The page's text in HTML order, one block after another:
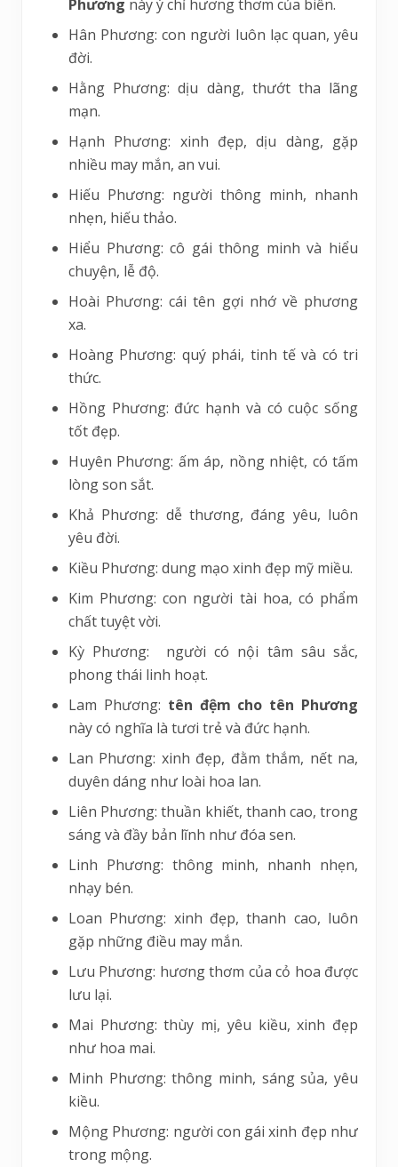
Phương này ý chỉ hương thơm của biển.
Hân Phương: con người luôn lạc quan, yêu
đời.
Hằng Phương: dịu dàng, thướt tha lãng
mạn.
Hạnh Phương: xinh đẹp, dịu dàng, gặp
nhiều may mắn, an vui.
Hiếu Phương: người thông minh, nhanh
nhẹn, hiếu thảo.
Hiểu Phương: cô gái thông minh và hiểu
chuyện, lễ độ.
Hoài Phương: cái tên gợi nhớ về phương
xa.
Hoàng Phương: quý phái, tinh tế và có tri
thức.
Hồng Phương: đức hạnh và có cuộc sống
tốt đẹp.
Huyên Phương: ấm áp, nồng nhiệt, có tấm
lòng son sắt.
Khả Phương: dễ thương, đáng yêu, luôn
yêu đời.
Kiều Phương: dung mạo xinh đẹp mỹ miều.
Kim Phương: con người tài hoa, có phẩm
chất tuyệt vời.
Kỳ Phương: người có nội tâm sâu sắc,
phong thái linh hoạt.
Lam Phương: tên đệm cho tên Phương
này có nghĩa là tươi trẻ và đức hạnh.
Lan Phương: xinh đẹp, đằm thắm, nết na,
duyên dáng như loài hoa lan.
Liên Phương: thuần khiết, thanh cao, trong
sáng và đầy bản lĩnh như đóa sen.
Linh Phương: thông minh, nhanh nhẹn,
nhạy bén.
Loan Phương: xinh đẹp, thanh cao, luôn
gặp những điều may mắn.
Lưu Phương: hương thơm của cỏ hoa được
lưu lại.
Mai Phương: thùy mị, yêu kiều, xinh đẹp
như hoa mai.
Minh Phương: thông minh, sáng sủa, yêu
kiều.
Mộng Phương: người con gái xinh đẹp như
trong mộng.